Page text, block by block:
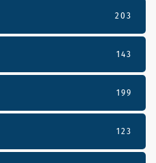
203
143
199
123